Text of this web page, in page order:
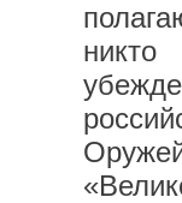
никто